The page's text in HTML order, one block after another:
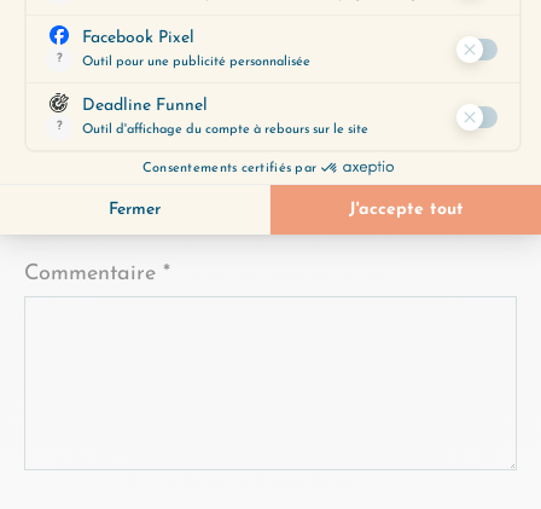
LAISSER UN COMMENTAIRE
Votre adresse e-mail ne sera pas
Les champs obligatoires sont
indiqués avec
Commentaire *